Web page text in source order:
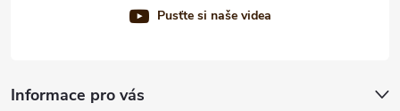
Pusťte si naše videa
Informace pro vás